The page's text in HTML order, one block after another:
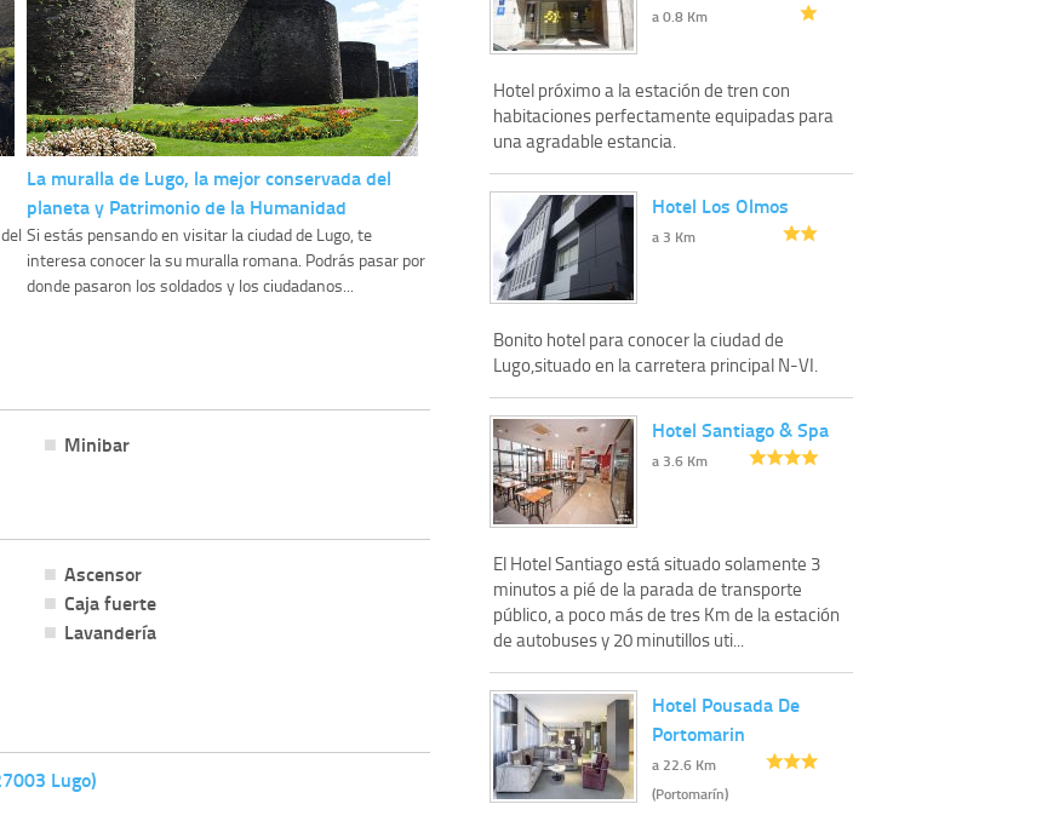
La muralla de Lugo, la mejor conservada del
planeta y Patrimonio de la Humanidad
Si estás pensando en visitar la ciudad de Lugo, te
interesa conocer la su muralla romana. Podrás pasar por
donde pasaron los soldados y los ciudadanos...
Minibar
Ascensor
Caja fuerte
Lavandería
Lugo)
a 0.8 Km
Hotel próximo a la estación de tren con
habitaciones perfectamente equipadas para
una agradable estancia.
Hotel Los Olmos
a 3 Km
Bonito hotel para conocer la ciudad de
Lugo,situado en la carretera principal N-VI.
Hotel Santiago & Spa
a 3.6 Km
El Hotel Santiago está situado solamente 3
minutos a pié de la parada de transporte
público, a poco más de tres Km de la estación
de autobuses y 20 minutillos uti...
Hotel Pousada De
Portomarin
a 22.6 Km
(Portomarín)